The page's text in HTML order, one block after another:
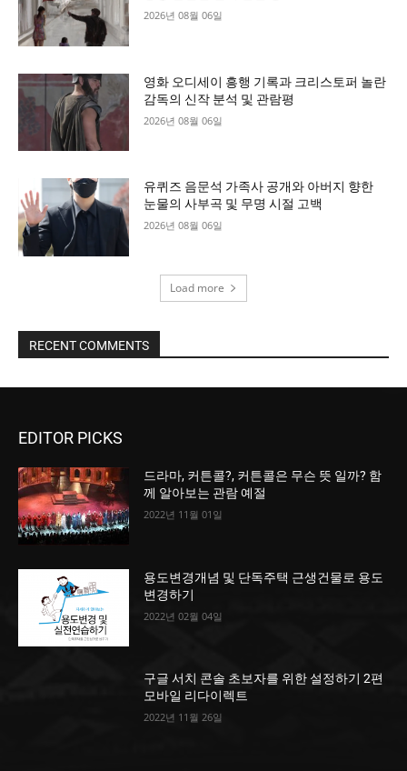
2026년 08월 06일
영화 오디세이 흥행 기록과 크리스토퍼 놀란
감독의 신작 분석 및 관람평
2026년 08월 06일
유퀴즈 음문석 가족사 공개와 아버지 향한
눈물의 사부곡 및 무명 시절 고백
2026년 08월 06일
Load more
RECENT COMMENTS
EDITOR PICKS
드라마, 커튼콜?, 커튼콜은 무슨 뜻 일까? 함
께 알아보는 관람 예절
2022년 11월 01일
용도변경개념 및 단독주택 근생건물로 용도
변경하기
2022년 02월 04일
구글 서치 콘솔 초보자를 위한 설정하기 2편
모바일 리다이렉트
2022년 11월 26일